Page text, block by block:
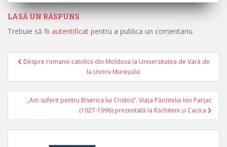
LASĂ UN RĂSPUNS
Trebuie să fii autentificat pentru a publica un comentariu.
Navigare în articole
Despre romano-catolicii din Moldova la Universitatea de Vară de
la Izvoru Mureşului
„Am suferit pentru Biserica lui Cristos”. Viaţa Părintelui Ion Parţac
(1927-1996) prezentată la Răchiteni şi Cacica